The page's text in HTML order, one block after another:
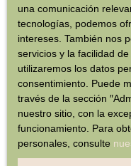
una comunicación
tecnologías, podemos
intereses. También nos
servicios y la facilidad
utilizaremos los datos
consentimiento. Puede
través de la sección
nuestro sitio, con la
funcionamiento. Para
personales, consulte